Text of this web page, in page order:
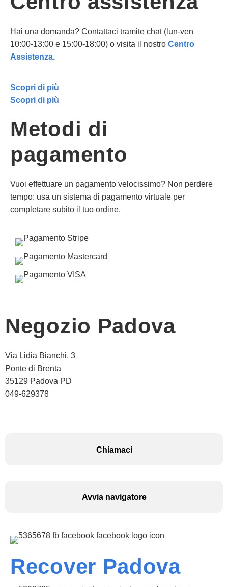
Hai una domanda? Contattaci tramite chat (lun-ven
10:00-13:00 e 15:00-18:00) o visita il nostro Centro
Assistenza.
Scopri di più
Scopri di più
Metodi di
pagamento
Vuoi effettuare un pagamento velocissimo? Non perdere
tempo: usa un sistema di pagamento virtuale per
completare subito il tuo ordine.
Negozio Padova
Via Lidia Bianchi, 3
Ponte di Brenta
35129 Padova PD
049-629378
Chiamaci
Avvia navigatore
Recover Padova